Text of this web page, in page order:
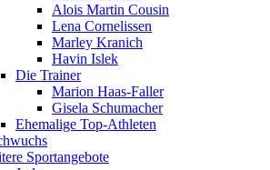
Alois Martin Cousin
Lena Cornelissen
Marley Kranich
Havin Islek
Die Trainer
Marion Haas-Faller
Gisela Schumacher
Ehemalige Top-Athleten
Sportangebote